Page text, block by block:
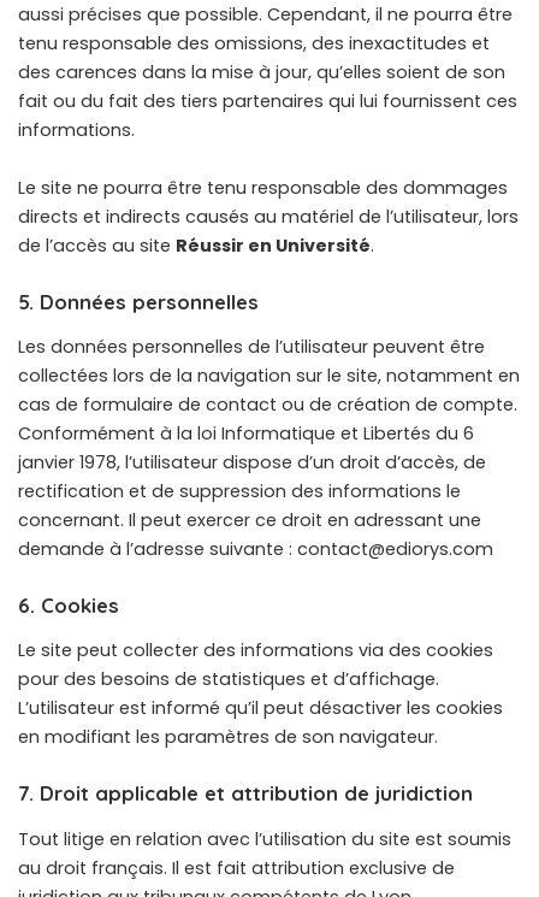
aussi précises que possible. Cependant, il ne pourra être
tenu responsable des omissions, des inexactitudes et
des carences dans la mise à jour, qu’elles soient de son
fait ou du fait des tiers partenaires qui lui fournissent ces
informations.
Le site ne pourra être tenu responsable des dommages
directs et indirects causés au matériel de l’utilisateur, lors
de l’accès au site Réussir en Université.
5. Données personnelles
Les données personnelles de l’utilisateur peuvent être
collectées lors de la navigation sur le site, notamment en
cas de formulaire de contact ou de création de compte.
Conformément à la loi Informatique et Libertés du 6
janvier 1978, l’utilisateur dispose d’un droit d’accès, de
rectification et de suppression des informations le
concernant. Il peut exercer ce droit en adressant une
demande à l’adresse suivante : contact@ediorys.com
6. Cookies
Le site peut collecter des informations via des cookies
pour des besoins de statistiques et d’affichage.
L’utilisateur est informé qu’il peut désactiver les cookies
en modifiant les paramètres de son navigateur.
7. Droit applicable et attribution de juridiction
Tout litige en relation avec l’utilisation du site est soumis
au droit français. Il est fait attribution exclusive de